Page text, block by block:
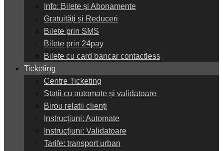
Info: Bilete și Abonamente
Gratuități și Reduceri
Bilete prin SMS
Bilete prin 24pay
Bilete cu card bancar contactless
Ticketing
Centre Ticketing
Stații cu automate și validatoare
Birou relatii clienți
Instrucțiuni: Automate
Instrucțiuni: Validatoare
Tarife: transport urban